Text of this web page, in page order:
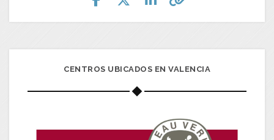
CENTROS UBICADOS EN VALENCIA